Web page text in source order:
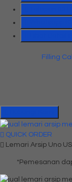
Filling
QUICK ORDER
Lemari Arsip Uno
*Pemesanan